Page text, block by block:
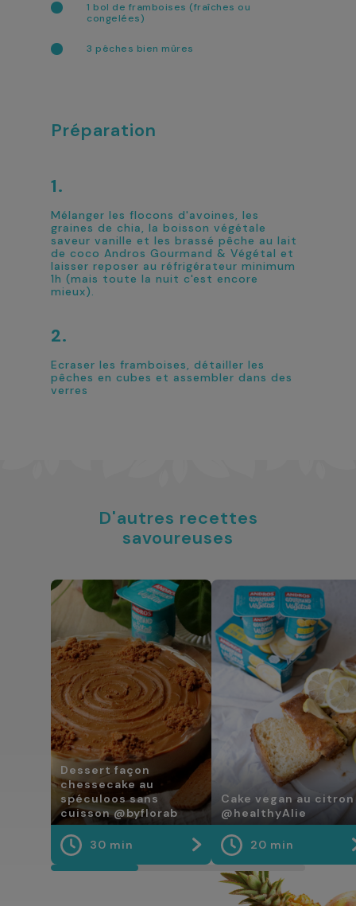
1 bol de framboises (fraîches ou
congelées)
3 pêches bien mûres
Préparation
Mélanger les flocons d'avoines, les
graines de chia, la boisson végétale
saveur vanille et les brassé pêche au lait
de coco Andros Gourmand & Végétal et
laisser reposer au réfrigérateur minimum
1h (mais toute la nuit c'est encore
mieux).
Ecraser les framboises, détailler les
pêches en cubes et assembler dans des
verres
D'autres recettes
savoureuses
Dessert façon
chessecake au
spéculoos sans
cuisson @byflorab
30 min
Cake vegan au citron
@healthyAlie
20 min